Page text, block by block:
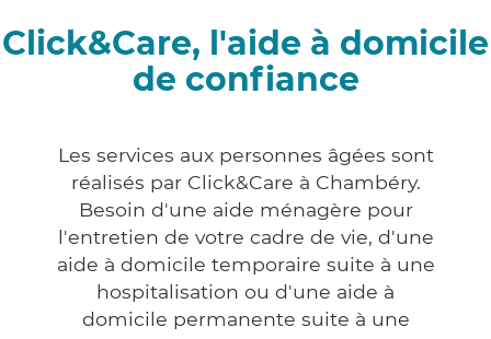
Click&Care, l'aide à domicile
de confiance
Les services aux personnes âgées sont
réalisés par Click&Care à Chambéry.
Besoin d'une aide ménagère pour
l'entretien de votre cadre de vie, d'une
aide à domicile temporaire suite à une
hospitalisation ou d'une aide à
domicile permanente suite à une